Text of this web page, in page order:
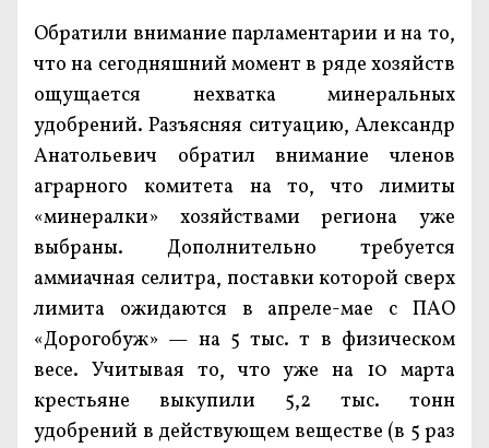
Обратили внимание парламентарии и на то,
что на сегодняшний момент в ряде хозяйств
ощущается нехватка минеральных
удобрений. Разъясняя ситуацию, Александр
Анатольевич обратил внимание членов
аграрного комитета на то, что лимиты
«минералки» хозяйствами региона уже
выбраны. Дополнительно требуется
аммиачная селитра, поставки которой сверх
лимита ожидаются в апреле-мае с ПАО
«Дорогобуж» — на 5 тыс. т в физическом
весе. Учитывая то, что уже на 10 марта
крестьяне выкупили 5,2 тыс. тонн
удобрений в действующем веществе (в 5 раз